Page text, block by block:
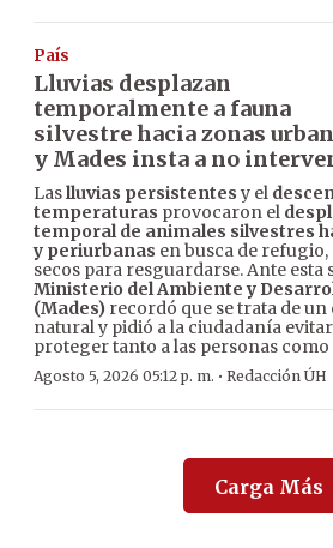
País
Lluvias desplazan
temporalmente a fauna
silvestre hacia zonas
y Mades insta a no
Laslluvias persistentes y el
temperaturas provocaron el
temporal de animales silvestres
y periurbanas en busca de
secos para resguardarse. Ante esta
Ministerio del Ambiente y
(Mades) recordó que se trata de
natural y pidió a la ciudadanía
proteger tanto a las personas como
Agosto 5, 2026 05:12 p. m. · Redacción ÚH
Carga Más